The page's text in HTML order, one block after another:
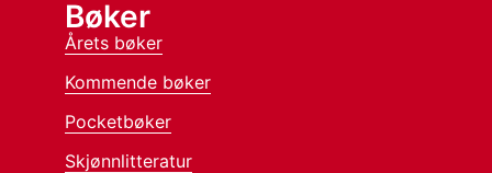
Bøker
Årets bøker
Kommende bøker
Pocketbøker
Skjønnlitteratur